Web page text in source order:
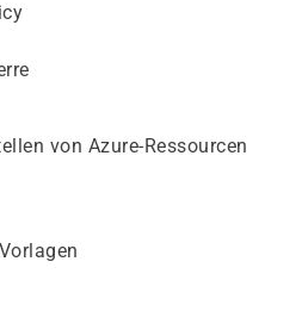
von Azure-Ressourcen